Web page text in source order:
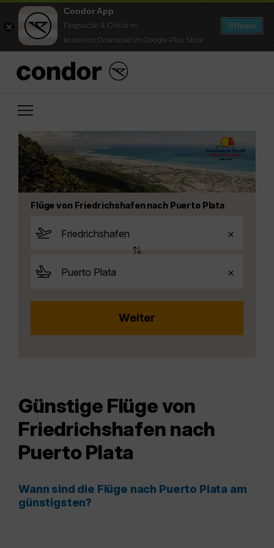
Condor App
Flugsuche & Check-in
kostenlos Download im Google Play Store
öffnen
Flüge von Friedrichshafen nach Puerto Plata
Günstige Flüge von
Friedrichshafen nach
Puerto Plata
Wann sind die Flüge nach Puerto Plata am
günstigsten?